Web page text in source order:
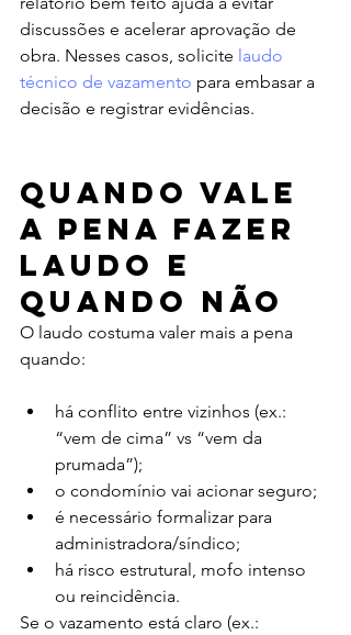
discussões e acelerar aprovação de
obra. Nesses casos, solicite laudo
técnico de vazamento para embasar a
decisão e registrar evidências.
Quando vale
a pena fazer
laudo e
quando não
O laudo costuma valer mais a pena
quando:
há conflito entre vizinhos (ex.:
“vem de cima” vs “vem da
prumada”);
o condomínio vai acionar seguro;
é necessário formalizar para
administradora/síndico;
há risco estrutural, mofo intenso
ou reincidência.
Se o vazamento está claro (ex.: